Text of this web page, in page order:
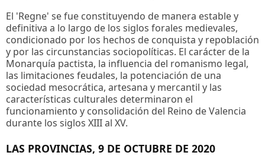
El 'Regne' se fue constituyendo de manera estable y
definitiva a lo largo de los siglos forales medievales,
condicionado por los hechos de conquista y repoblación
y por las circunstancias sociopolíticas. El carácter de la
Monarquía pactista, la influencia del romanismo legal,
las limitaciones feudales, la potenciación de una
sociedad mesocrática, artesana y mercantil y las
características culturales determinaron el
funcionamiento y consolidación del Reino de Valencia
durante los siglos XIII al XV.
LAS PROVINCIAS, 9 DE OCTUBRE DE 2020